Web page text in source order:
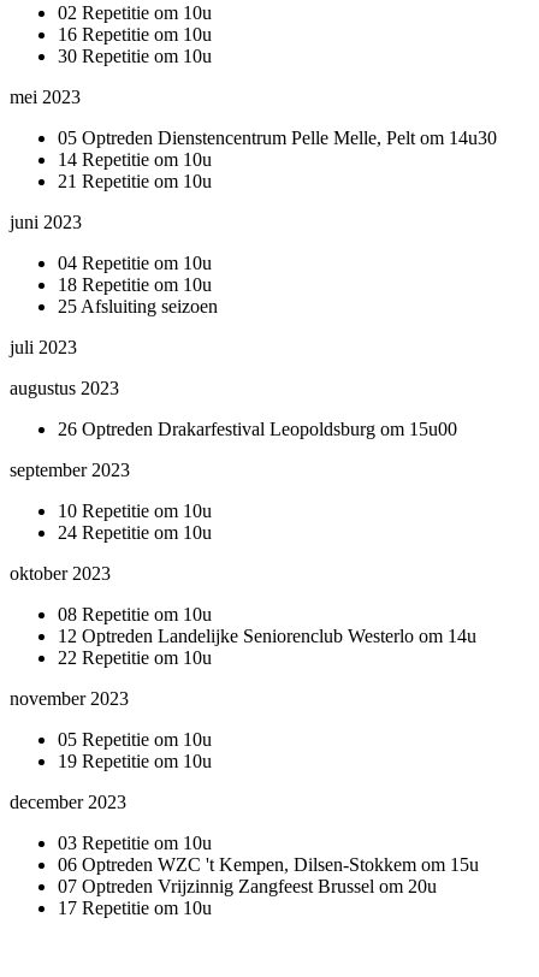
02 Repetitie om 10u
16 Repetitie om 10u
30 Repetitie om 10u
mei 2023
05 Optreden Dienstencentrum Pelle Melle, Pelt om 14u30
14 Repetitie om 10u
21 Repetitie om 10u
juni 2023
04 Repetitie om 10u
18 Repetitie om 10u
25 Afsluiting seizoen
juli 2023
augustus 2023
26 Optreden Drakarfestival Leopoldsburg om 15u00
september 2023
10 Repetitie om 10u
24 Repetitie om 10u
oktober 2023
08 Repetitie om 10u
12 Optreden Landelijke Seniorenclub Westerlo om 14u
22 Repetitie om 10u
november 2023
05 Repetitie om 10u
19 Repetitie om 10u
december 2023
03 Repetitie om 10u
06 Optreden WZC 't Kempen, Dilsen-Stokkem om 15u
07 Optreden Vrijzinnig Zangfeest Brussel om 20u
17 Repetitie om 10u